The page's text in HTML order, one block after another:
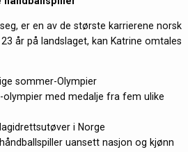
er en av de største karrierene norsk
år på landslaget, kan Katrine omtales
sommer-Olympier
olympier med medalje fra fem ulike
i Norge
uansett nasjon og kjønn